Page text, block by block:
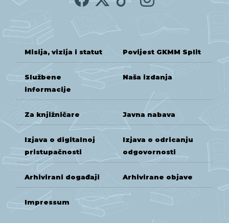
Misija, vizija i statut Povijest GKMM Split
Službene
informacije
Naša izdanja
Za knjižničare Javna nabava
Izjava o digitalnoj
pristupačnosti
Izjava o odricanju
odgovornosti
Arhivirani događaji Arhivirane objave
Impressum